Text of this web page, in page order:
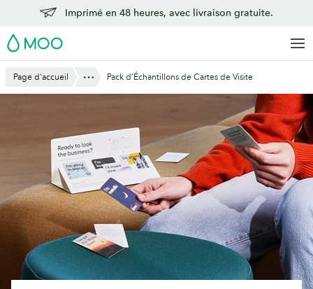
contenu
principal
Imprimé en 48 heures, avec livraison gratuite.
MOO
Page d'accueil Montre Tout
Pack d’Échantillons de Cartes de Visite